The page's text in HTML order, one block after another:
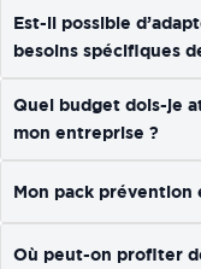
Est-il possible
besoins spécifiques
Quel budget dois-je
mon entreprise ?
Mon pack prévention
Où peut-on profiter